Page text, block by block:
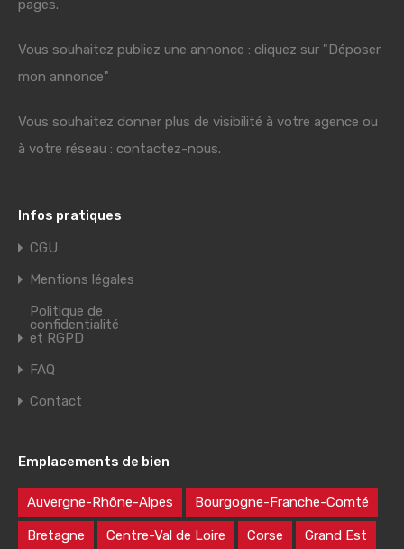
pages.
Vous souhaitez publiez une annonce : cliquez sur "Déposer
mon annonce"
Vous souhaitez donner plus de visibilité à votre agence ou
à votre réseau : contactez-nous.
Infos pratiques
CGU
Mentions légales
Politique de
confidentialité
et RGPD
FAQ
Contact
Emplacements de bien
Auvergne-Rhône-Alpes Bourgogne-Franche-Comté
Bretagne Centre-Val de Loire Corse Grand Est